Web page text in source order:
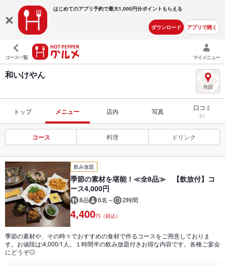
はじめてのアプリ予約で最大1,000円分ポイントもらえる
ダウンロード アプリで開く
コース一覧 マイメニュー
和いけやん
トップ メニュー 店内 写真 口コミ
21
コース 料理 ドリンク
飲み放題
季節の素材を堪能！≪全8品≫ 【飲放付】コ
ース4,000円
8品 6名～ 2時間
4,400円（税込）
季節の素材や、その時々でおすすめの食材で作るコースをご用意しておりま
す。お値段は\4,000/1人。１時間半の飲み放題付きお得な内容です。各種ご宴会
にどうぞ◎